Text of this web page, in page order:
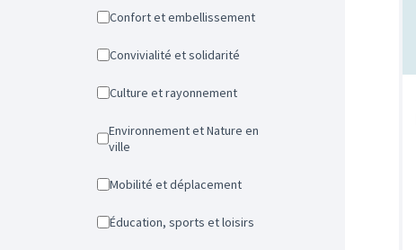
Confort et embellissement
Convivialité et solidarité
Culture et rayonnement
Environnement et Nature en
ville
Mobilité et déplacement
Éducation, sports et loisirs